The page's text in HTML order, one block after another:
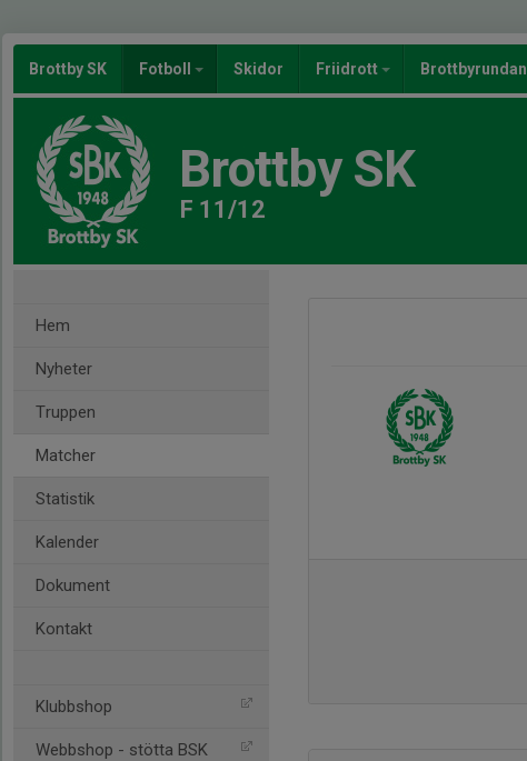
Brottby SK Fotboll Skidor Friidrott Brottbyrundan
Brottby SK
F 11/12
Hem
Nyheter
Truppen
Matcher
Statistik
Kalender
Dokument
Kontakt
Klubbshop
Webbshop - stötta BSK